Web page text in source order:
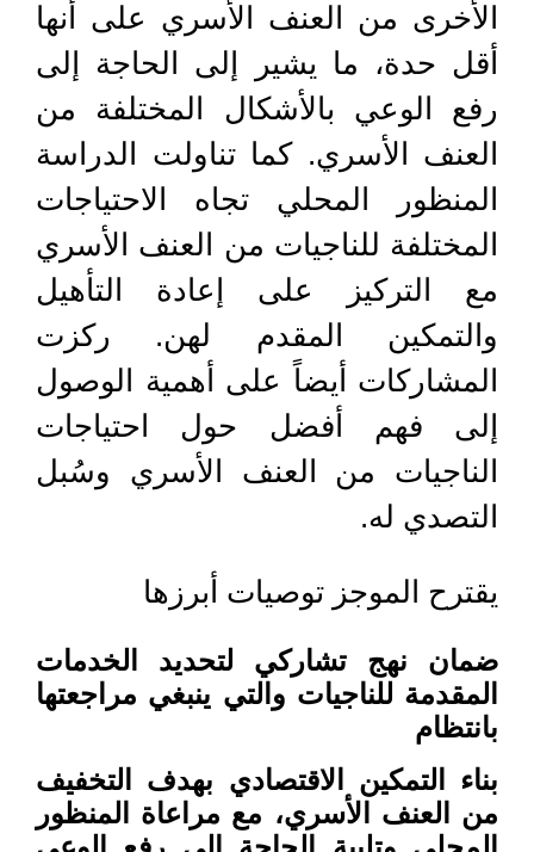
الأخرى من العنف الأسري على أنها
أقل حدة، ما يشير إلى الحاجة إلى
رفع الوعي بالأشكال المختلفة من
العنف الأسري. كما تناولت الدراسة
المنظور المحلي تجاه الاحتياجات
المختلفة للناجيات من العنف الأسري
مع التركيز على إعادة التأهيل
والتمكين المقدم لهن. ركزت
المشاركات أيضاً على أهمية الوصول
إلى فهم أفضل حول احتياجات
الناجيات من العنف الأسري وسُبل
التصدي له.
يقترح الموجز توصيات أبرزها
ضمان نهج تشاركي لتحديد الخدمات
المقدمة للناجيات والتي ينبغي مراجعتها
بانتظام
بناء التمكين الاقتصادي بهدف التخفيف
من العنف الأسري، مع مراعاة المنظور